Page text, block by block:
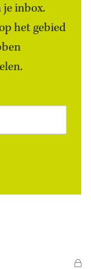
inbox.
het gebied